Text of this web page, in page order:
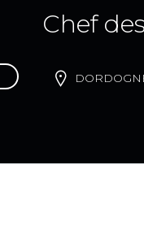
Chef